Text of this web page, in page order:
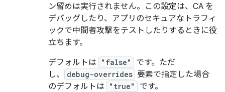
ン留めは実行されません。この設定は、CA を
デバッグしたり、アプリのセキュアなトラフィ
ックで中間者攻撃をテストしたりするときに役
立ちます。
デフォルトは
"false"
です。ただ
し、
debug-overrides 要素で指定した場合
のデフォルトは
"true" です。